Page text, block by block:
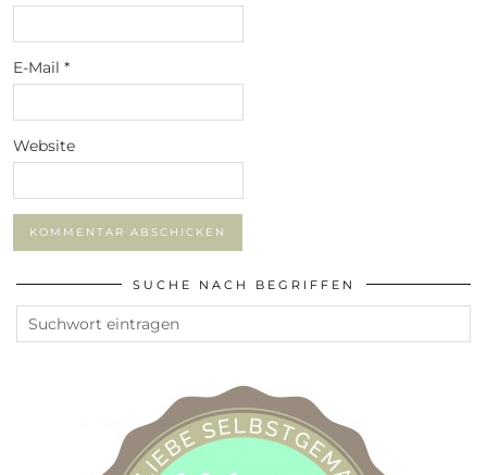
E-Mail *
Website
SUCHE NACH BEGRIFFEN